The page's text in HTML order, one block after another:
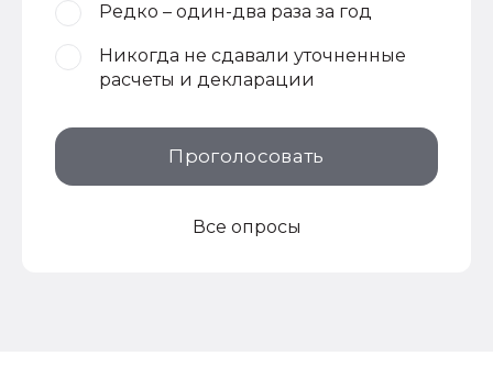
Редко – один-два раза за год
Никогда не сдавали уточненные
расчеты и декларации
Проголосовать
Все опросы